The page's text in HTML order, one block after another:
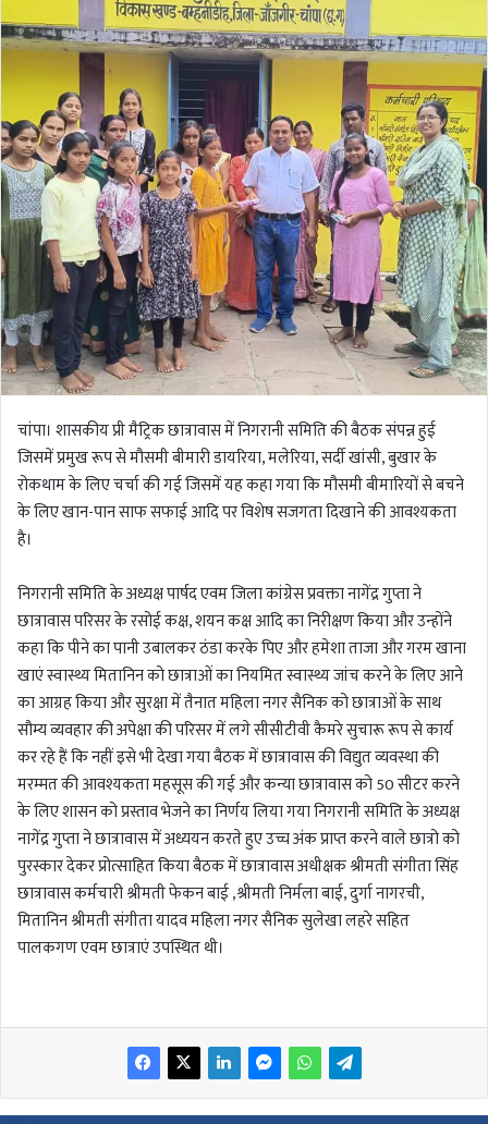
चांपा। शासकीय प्री मैट्रिक छात्रावास में निगरानी समिति की बैठक संपन्न हुई
जिसमें प्रमुख रूप से मौसमी बीमारी डायरिया, मलेरिया, सर्दी खांसी, बुखार के
रोकथाम के लिए चर्चा की गई जिसमें यह कहा गया कि मौसमी बीमारियों से बचने
के लिए खान-पान साफ सफाई आदि पर विशेष सजगता दिखाने की आवश्यकता
है।
निगरानी समिति के अध्यक्ष पार्षद एवम जिला कांग्रेस प्रवक्ता नागेंद्र गुप्ता ने
छात्रावास परिसर के रसोई कक्ष, शयन कक्ष आदि का निरीक्षण किया और उन्होंने
कहा कि पीने का पानी उबालकर ठंडा करके पिए और हमेशा ताजा और गरम खाना
खाएं स्वास्थ्य मितानिन को छात्राओं का नियमित स्वास्थ्य जांच करने के लिए आने
का आग्रह किया और सुरक्षा में तैनात महिला नगर सैनिक को छात्राओं के साथ
सौम्य व्यवहार की अपेक्षा की परिसर में लगे सीसीटीवी कैमरे सुचारू रूप से कार्य
कर रहे हैं कि नहीं इसे भी देखा गया बैठक में छात्रावास की विद्युत व्यवस्था की
मरम्मत की आवश्यकता महसूस की गई और कन्या छात्रावास को 50 सीटर करने
के लिए शासन को प्रस्ताव भेजने का निर्णय लिया गया निगरानी समिति के अध्यक्ष
नागेंद्र गुप्ता ने छात्रावास में अध्ययन करते हुए उच्च अंक प्राप्त करने वाले छात्रो को
पुरस्कार देकर प्रोत्साहित किया बैठक में छात्रावास अधीक्षक श्रीमती संगीता सिंह
छात्रावास कर्मचारी श्रीमती फेकन बाई ,श्रीमती निर्मला बाई, दुर्गा नागरची,
मितानिन श्रीमती संगीता यादव महिला नगर सैनिक सुलेखा लहरे सहित
पालकगण एवम छात्राएं उपस्थित थी।